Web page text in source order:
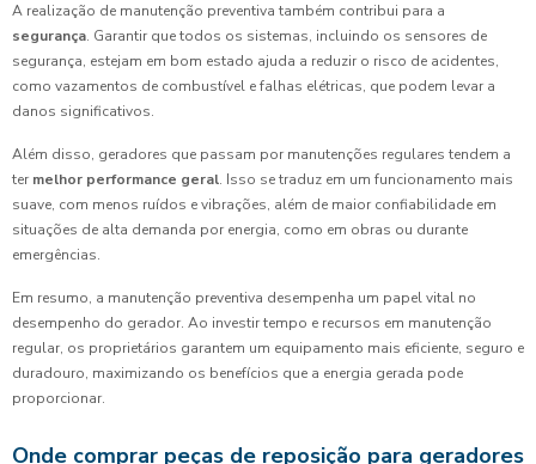
A realização de manutenção preventiva também contribui para a
segurança. Garantir que todos os sistemas, incluindo os sensores de
segurança, estejam em bom estado ajuda a reduzir o risco de acidentes,
como vazamentos de combustível e falhas elétricas, que podem levar a
danos significativos.
Além disso, geradores que passam por manutenções regulares tendem a
ter melhor performance geral. Isso se traduz em um funcionamento mais
suave, com menos ruídos e vibrações, além de maior confiabilidade em
situações de alta demanda por energia, como em obras ou durante
emergências.
Em resumo, a manutenção preventiva desempenha um papel vital no
desempenho do gerador. Ao investir tempo e recursos em manutenção
regular, os proprietários garantem um equipamento mais eficiente, seguro e
duradouro, maximizando os benefícios que a energia gerada pode
proporcionar.
Onde comprar peças de reposição para geradores